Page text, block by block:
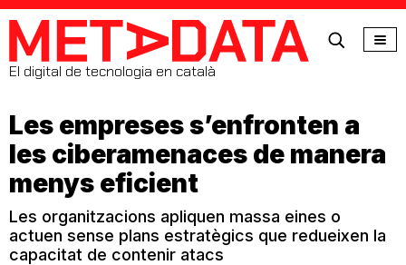
MetaData
El digital de tecnologia en català
Les empreses s’enfronten a
les ciberamenaces de manera
menys eficient
Les organitzacions apliquen massa eines o
actuen sense plans estratègics que redueixen la
capacitat de contenir atacs